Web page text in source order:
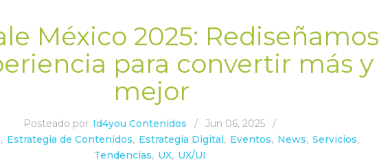
México 2025: Rediseñamos
para convertir más y
mejor
Posteado por Id4you Contenidos / Jun 06, 2025
/
, Estrategia de Contenidos, Estrategia Digital, Eventos, News, Servicios,
Tendencias, UX, UX/UI